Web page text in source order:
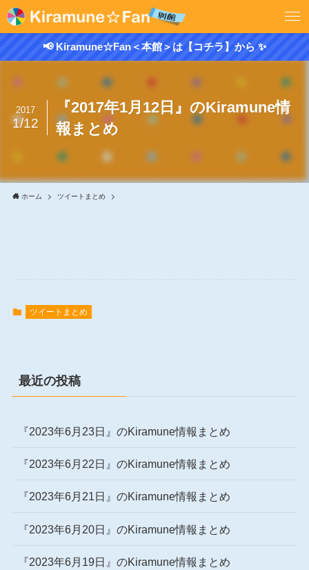
📢 Kiramune☆Fan＜本館＞は【コチラ】から ✨
『2017年1月12日』のKiramune情
報まとめ
2017
1/12
ホーム ツイートまとめ
ツイートまとめ
最近の投稿
『2023年6月23日』のKiramune情報まとめ
『2023年6月22日』のKiramune情報まとめ
『2023年6月21日』のKiramune情報まとめ
『2023年6月20日』のKiramune情報まとめ
『2023年6月19日』のKiramune情報まとめ